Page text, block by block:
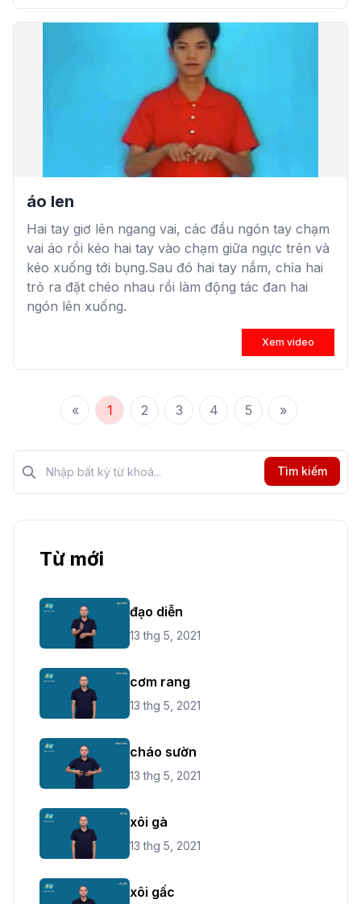
áo len
Hai tay giơ lên ngang vai, các đầu ngón tay chạm
vai áo rồi kéo hai tay vào chạm giữa ngực trên và
kéo xuống tới bụng.Sau đó hai tay nắm, chỉa hai
trỏ ra đặt chéo nhau rồi làm động tác đan hai
ngón lên xuống.
Xem video
« 1 2 3 4 5 »
Tìm kiếm?>
Tìm kiếm
Từ mới
đạo diễn
13 thg 5, 2021
cơm rang
13 thg 5, 2021
cháo sườn
13 thg 5, 2021
xôi gà
13 thg 5, 2021
xôi gấc